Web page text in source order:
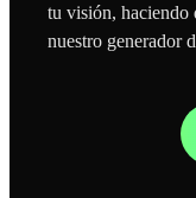
tu visión, haciendo
nuestro generador